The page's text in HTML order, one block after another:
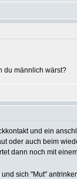
du männlich wärst?
und ein
oder auch beim
dann noch mit
sich "Mut"